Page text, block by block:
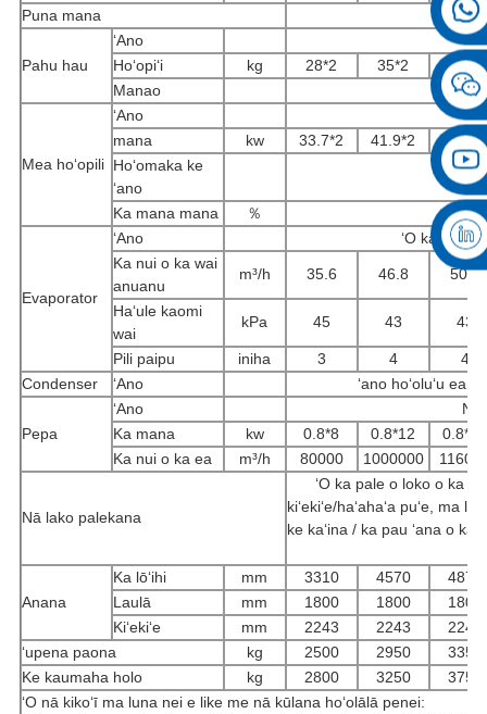
Puna mana
Pahu hau
ʻAno
Hoʻopiʻi
kg 28*2 35*2
42*2
Manao
Mea hoʻopili
ʻAno
mana
kw 33.7*2 41.9*2
46.4*2
Hoʻomaka ke
ʻano
Ka mana mana
％
Evaporator
ʻAno
ʻO ka pūpū
Ka nui o ka wai
anuanu
m³/h 35.6 46.8 50.8
Haʻule kaomi
wai
kPa 45 43 43
Pili paipu iniha 3 4
4
Condenser
ʻAno ʻano hoʻoluʻu ea
Pepa
ʻAno
Ka mana
kw 0.8*8 0.8*12
0.8*12
Ka nui o ka ea
m³/h 80000 1000000
Nā lako palekana
ʻO ka pale o loko o ka
kiʻekiʻe/haʻahaʻa puʻe, ma
ke kaʻina / ka pau ʻana o ka
Anana
Ka lōʻihi mm 3310 4570
4870
Laulā
mm 1800 1800
1800
Kiʻekiʻe
mm 2243 2243
2243
ʻupena paona
kg 2500 2950
3350
Ke kaumaha holo
kg 2800 3250
3750
ʻO nā kikoʻī ma luna nei e like me nā kūlana hoʻolālā penei: